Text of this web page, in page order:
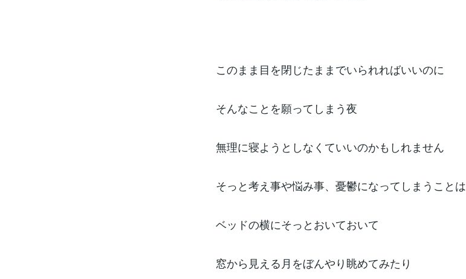
このまま目を閉じたままでいられればいいのに
そんなことを願ってしまう夜
無理に寝ようとしなくていいのかもしれません
そっと考え事や悩み事、憂鬱になってしまうことは
ベッドの横にそっとおいておいて
窓から見える月をぼんやり眺めてみたり